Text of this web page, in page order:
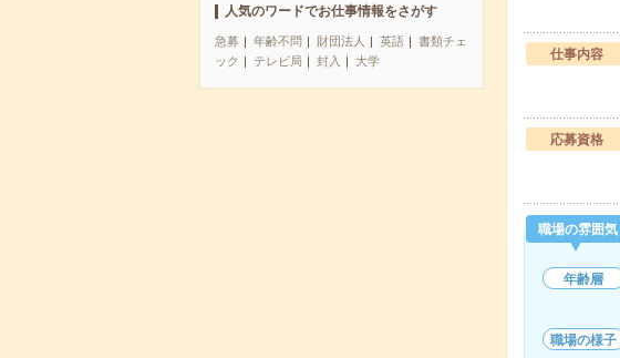
人気のワードでお仕事情報をさがす
急募 年齢不問 財団法人 英語
書類チェ
ック
テレビ局 封入 大学 仕事内容
応募資格
職場の雰囲気
年齢層
職場の様子